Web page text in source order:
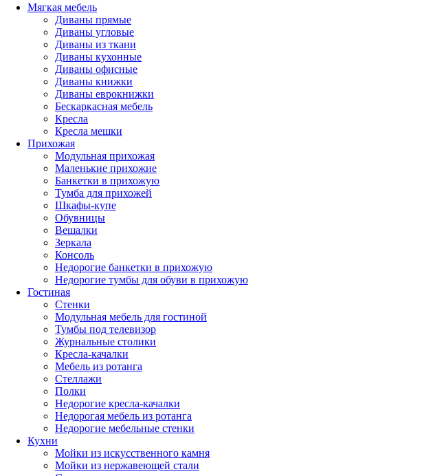
Мягкая мебель
Диваны прямые
Диваны угловые
Диваны из ткани
Диваны кухонные
Диваны офисные
Диваны книжки
Диваны еврокнижки
Бескаркасная мебель
Кресла
Кресла мешки
Прихожая
Модульная прихожая
Маленькие прихожие
Банкетки в прихожую
Тумба для прихожей
Шкафы-купе
Обувницы
Вешалки
Зеркала
Консоль
Недорогие банкетки в прихожую
Недорогие тумбы для обуви в прихожую
Гостиная
Стенки
Модульная мебель для гостиной
Тумбы под телевизор
Журнальные столики
Кресла-качалки
Мебель из ротанга
Стеллажи
Полки
Недорогие кресла-качалки
Недорогая мебель из ротанга
Недорогие мебельные стенки
Кухни
Мойки из искусственного камня
Мойки из нержавеющей стали